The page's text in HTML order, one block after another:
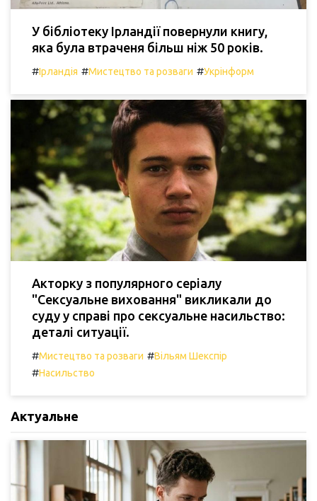
У бібліотеку Ірландії повернули книгу,
яка була втраченя більш ніж 50 років.
#Ірландія #Мистецтво та розваги #Укрінформ
Акторку з популярного серіалу
"Сексуальне виховання" викликали до
суду у справі про сексуальне насильство:
деталі ситуації.
#Мистецтво та розваги #Вільям Шекспір
#Насильство
Актуальне